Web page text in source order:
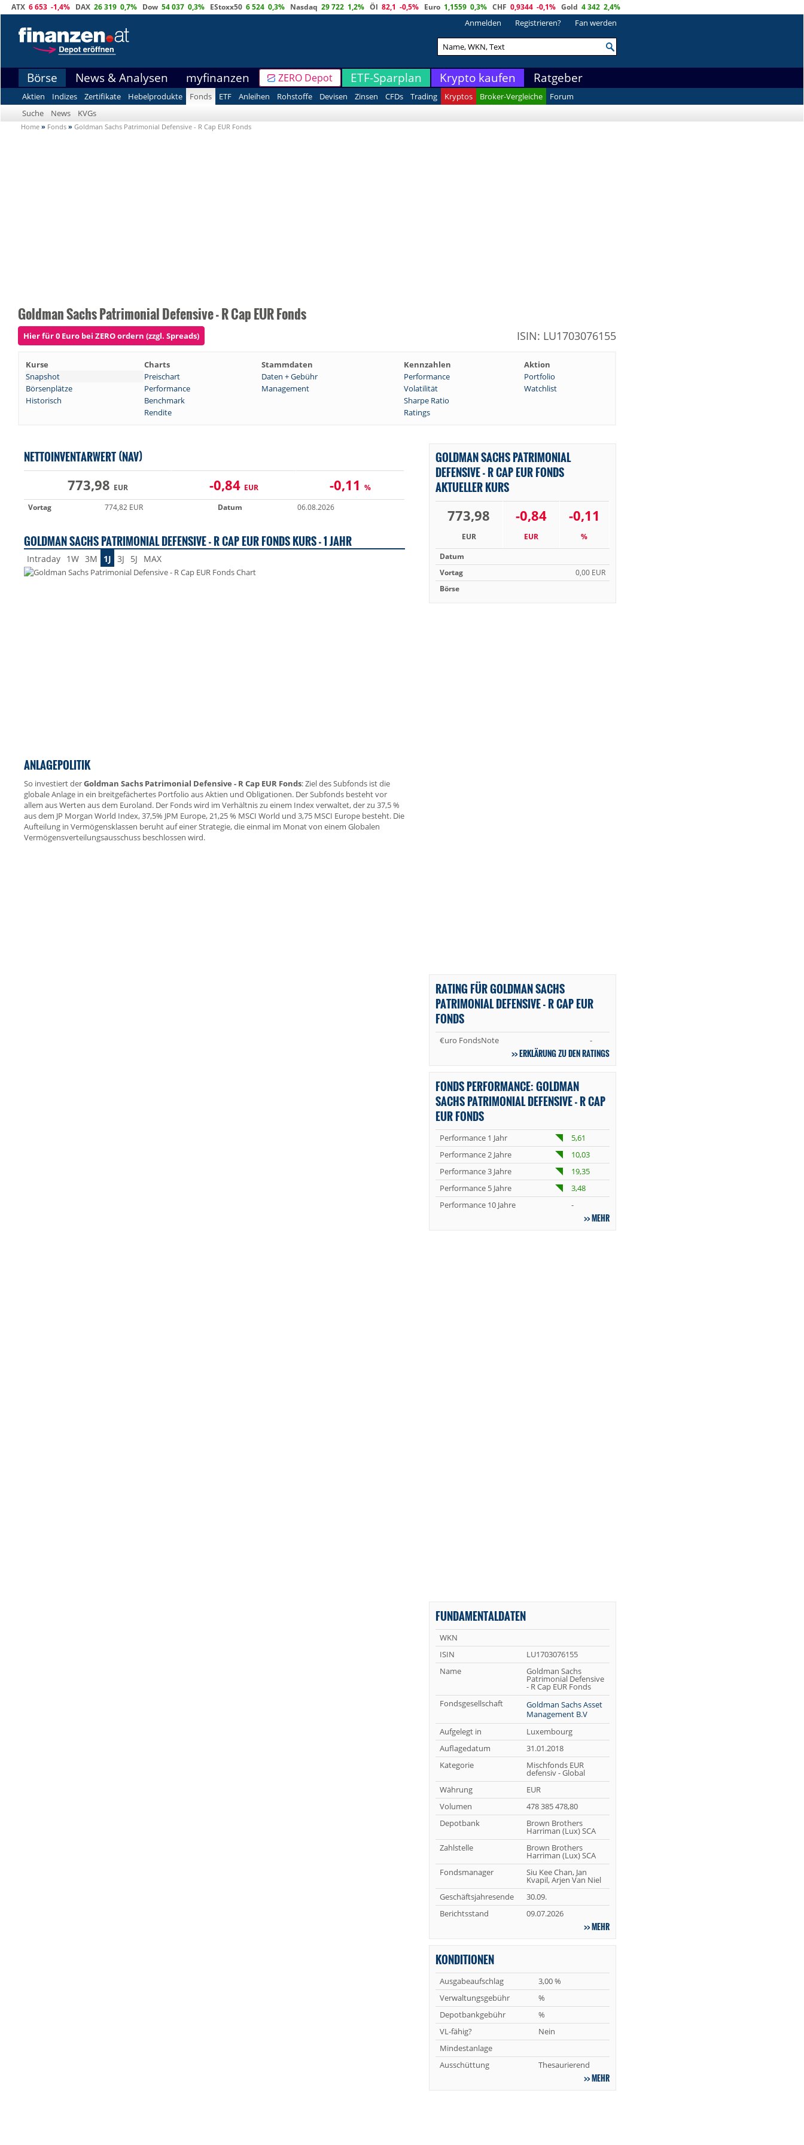
ATX 6 653 -1,4% DAX 26 319 0,7% Dow 54 037 0,3% EStoxx50 6 524 0,3% Nasdaq 29 722 1,2% Öl 82,1 -0,5% Euro 1,1559 0,3% CHF 0,9344 -0,1% Gold 4 342 2,4%
Anmelden Registrieren? Fan werden
Börse News & Analysen myfinanzen ZERO Depot ETF-Sparplan Krypto kaufen Ratgeber
Aktien Indizes Zertifikate Hebelprodukte Fonds ETF Anleihen Rohstoffe Devisen Zinsen CFDs Trading Kryptos Broker-Vergleiche
Forum
Suche
News KVGs
Home » Fonds » Goldman Sachs Patrimonial Defensive - R Cap EUR Fonds
Goldman Sachs Patrimonial Defensive - R Cap EUR Fonds
Hier für 0 Euro bei ZERO ordern (zzgl. Spreads) ISIN: LU1703076155
Kurse Charts Stammdaten Kennzahlen
Aktion
Snapshot
Preischart Daten + Gebühr Performance
Portfolio
Börsenplätze
Performance Management Volatilität
Watchlist
Historisch
Benchmark
Sharpe Ratio
Rendite
Ratings
NETTOINVENTARWERT (NAV)
773,98 EUR -0,84 EUR -0,11 %
Vortag
774,82 EUR Datum 06.08.2026
GOLDMAN SACHS PATRIMONIAL DEFENSIVE - R CAP EUR FONDS KURS - 1 JAHR
Intraday 1W 3M 1J 3J 5J MAX
ANLAGEPOLITIK
So investiert derGoldman Sachs Patrimonial Defensive - R Cap EUR Fonds: Ziel des Subfonds ist die
globale Anlage in ein breitgefächertes Portfolio aus Aktien und Obligationen. Der Subfonds besteht vor
allem aus Werten aus dem Euroland. Der Fonds wird im Verhältnis zu einem Index verwaltet, der zu 37,5 %
aus dem JP Morgan World Index, 37,5% JPM Europe, 21,25 % MSCI World und 3,75 MSCI Europe besteht. Die
Aufteilung in Vermögensklassen beruht auf einer Strategie, die einmal im Monat von einem Globalen
Vermögensverteilungsausschuss beschlossen wird.
GOLDMAN SACHS PATRIMONIAL
DEFENSIVE - R CAP EUR FONDS
AKTUELLER KURS
773,98
EUR
-0,84
EUR
-0,11
%
Datum
Vortag
0,00 EUR
Börse
RATING FÜR GOLDMAN SACHS
PATRIMONIAL DEFENSIVE - R CAP EUR
FONDS
€uro FondsNote -
ERKLÄRUNG ZU DEN RATINGS
FONDS PERFORMANCE: GOLDMAN
SACHS PATRIMONIAL DEFENSIVE - R CAP
EUR FONDS
Performance 1 Jahr
5,61
Performance 2 Jahre
10,03
Performance 3 Jahre
19,35
Performance 5 Jahre
3,48
Performance 10 Jahre
-
MEHR
FUNDAMENTALDATEN
WKN
ISIN
LU1703076155
Name
Goldman Sachs
Patrimonial Defensive
- R Cap EUR Fonds
Fondsgesellschaft
Goldman Sachs Asset
Management B.V
Aufgelegt in
Luxembourg
Auflagedatum
31.01.2018
Kategorie
Mischfonds EUR
defensiv - Global
Währung
EUR
Volumen
478 385 478,80
Depotbank
Brown Brothers
Harriman (Lux) SCA
Zahlstelle
Brown Brothers
Harriman (Lux) SCA
Fondsmanager
Siu Kee Chan, Jan
Kvapil, Arjen Van Niel
Geschäftsjahresende
30.09.
Berichtsstand
09.07.2026
MEHR
KONDITIONEN
Ausgabeaufschlag
3,00 %
Verwaltungsgebühr
%
Depotbankgebühr
%
VL-fähig?
Nein
Mindestanlage
Ausschüttung
Thesaurierend
MEHR